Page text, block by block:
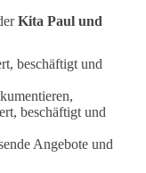
Kita Paul und
beschäftigt und
beschäftigt und
Angebote und